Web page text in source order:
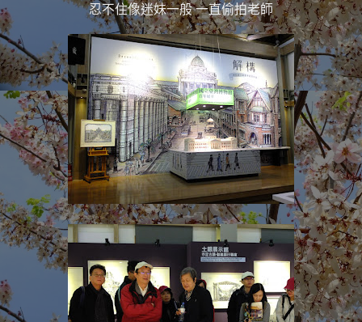
忍不住像迷妹一般 一直偷拍老師